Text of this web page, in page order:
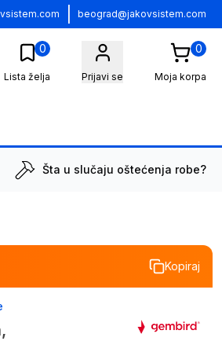
beograd@jakovsistem.com
0
Lista želja Prijavi se
0
Moja korpa
Šta u slučaju oštećenja robe?
Kopiraj